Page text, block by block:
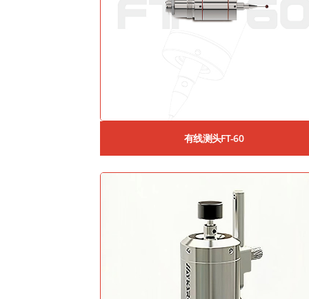
有线测头FT-60